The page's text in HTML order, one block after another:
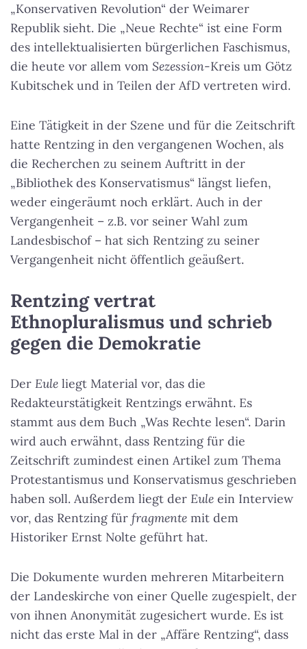
„Konservativen Revolution“ der Weimarer
Republik sieht. Die „Neue Rechte“ ist eine Form
des intellektualisierten bürgerlichen Faschismus,
die heute vor allem vom Sezession-Kreis um Götz
Kubitschek und in Teilen der AfD vertreten wird.
Eine Tätigkeit in der Szene und für die Zeitschrift
hatte Rentzing in den vergangenen Wochen, als
die Recherchen zu seinem Auftritt in der
„Bibliothek des Konservatismus“ längst liefen,
weder eingeräumt noch erklärt. Auch in der
Vergangenheit – z.B. vor seiner Wahl zum
Landesbischof – hat sich Rentzing zu seiner
Vergangenheit nicht öffentlich geäußert.
Rentzing vertrat
Ethnopluralismus und schrieb
gegen die Demokratie
Der Eule liegt Material vor, das die
Redakteurstätigkeit Rentzings erwähnt. Es
stammt aus dem Buch „Was Rechte lesen“. Darin
wird auch erwähnt, dass Rentzing für die
Zeitschrift zumindest einen Artikel zum Thema
Protestantismus und Konservatismus geschrieben
haben soll. Außerdem liegt der Eule ein Interview
vor, das Rentzing für fragmente mit dem
Historiker Ernst Nolte geführt hat.
Die Dokumente wurden mehreren Mitarbeitern
der Landeskirche von einer Quelle zugespielt, der
von ihnen Anonymität zugesichert wurde. Es ist
nicht das erste Mal in der „Affäre Rentzing“, dass